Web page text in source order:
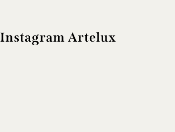
Instagram Artelux